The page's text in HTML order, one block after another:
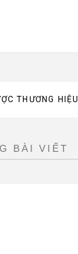
THƯƠNG HIỆU
BÀI VIẾT